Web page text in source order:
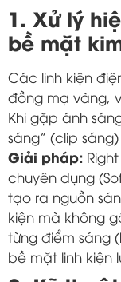
1. Xử lý
bề mặt
Các linh kiện
đồng mạ vàng,
Khi gặp ánh
sáng” (clip
Giải pháp:
chuyên dụng
tạo ra nguồn
kiện mà không
từng điểm sáng
bề mặt linh kiện